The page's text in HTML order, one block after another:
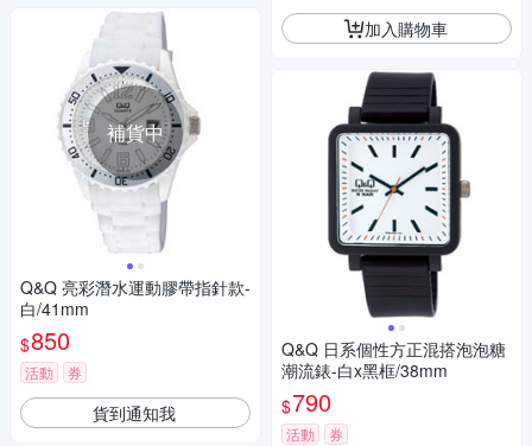
補貨中
Q&Q 亮彩潛水運動膠帶指針款-
白/41mm
$850
活動 券
貨到通知我
加入購物車
Q&Q 日系個性方正混搭泡泡糖
潮流錶-白x黑框/38mm
$790
活動 券